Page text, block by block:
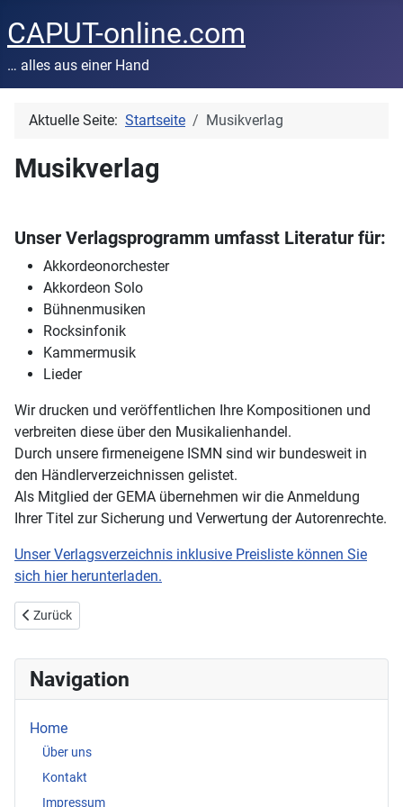
CAPUT-online.com
… alles aus einer Hand
Aktuelle Seite: Startseite Musikverlag
Musikverlag
Unser Verlagsprogramm umfasst Literatur für:
Akkordeonorchester
Akkordeon Solo
Bühnenmusiken
Rocksinfonik
Kammermusik
Lieder
Wir drucken und veröffentlichen Ihre Kompositionen und
verbreiten diese über den Musikalienhandel.
Durch unsere firmeneigene ISMN sind wir bundesweit in
den Händlerverzeichnissen gelistet.
Als Mitglied der GEMA übernehmen wir die Anmeldung
Ihrer Titel zur Sicherung und Verwertung der Autorenrechte.
Unser Verlagsverzeichnis inklusive Preisliste können Sie
sich hier herunterladen.
Vorheriger Beitrag: Katalog
Zurück
Navigation
Home
Über uns
Kontakt
Impressum